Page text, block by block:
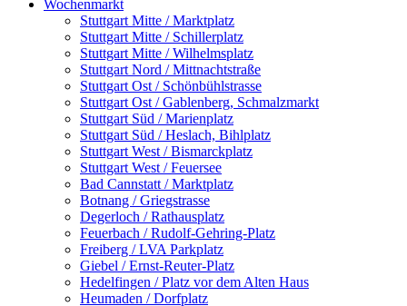
Wochenmarkt
Stuttgart Mitte / Marktplatz
Stuttgart Mitte / Schillerplatz
Stuttgart Mitte / Wilhelmsplatz
Stuttgart Nord / Mittnachtstraße
Stuttgart Ost / Schönbühlstrasse
Stuttgart Ost / Gablenberg, Schmalzmarkt
Stuttgart Süd / Marienplatz
Stuttgart Süd / Heslach, Bihlplatz
Stuttgart West / Bismarckplatz
Stuttgart West / Feuersee
Bad Cannstatt / Marktplatz
Botnang / Griegstrasse
Degerloch / Rathausplatz
Feuerbach / Rudolf-Gehring-Platz
Freiberg / LVA Parkplatz
Giebel / Ernst-Reuter-Platz
Hedelfingen / Platz vor dem Alten Haus
Heumaden / Dorfplatz